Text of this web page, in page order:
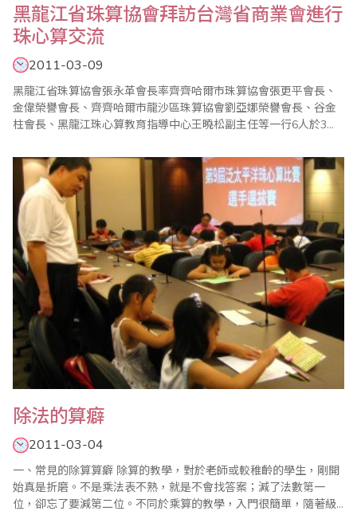
黑龍江省珠算協會拜訪台灣省商業會進行
珠心算交流
2011-03-09
黑龍江省珠算協會張永革會長率齊齊哈爾市珠算協會張更平會長、
金偉榮譽會長、齊齊哈爾市龍沙區珠算協會劉亞娜榮譽會長、谷金
柱會長、黑龍江珠心算教育指導中心王曉松副主任等一行6人於3月9
融洽。 葉宗義副理事長在致詞中除介紹台灣目前珠算發展現況外，
也強調學習珠心算有啟迪兒童智慧的功能，珠算也是減緩高齡人口
失智、增強腦力的最佳學習工具..
除法的算癖
2011-03-04
一、常見的除算算癖 除算的教學，對於老師或較稚齡的學生，剛開
始真是折磨。不是乘法表不熟，就是不會找答案；減了法數第一
位，卻忘了要減第二位。不同於乘算的教學，入門很簡單，隨著級